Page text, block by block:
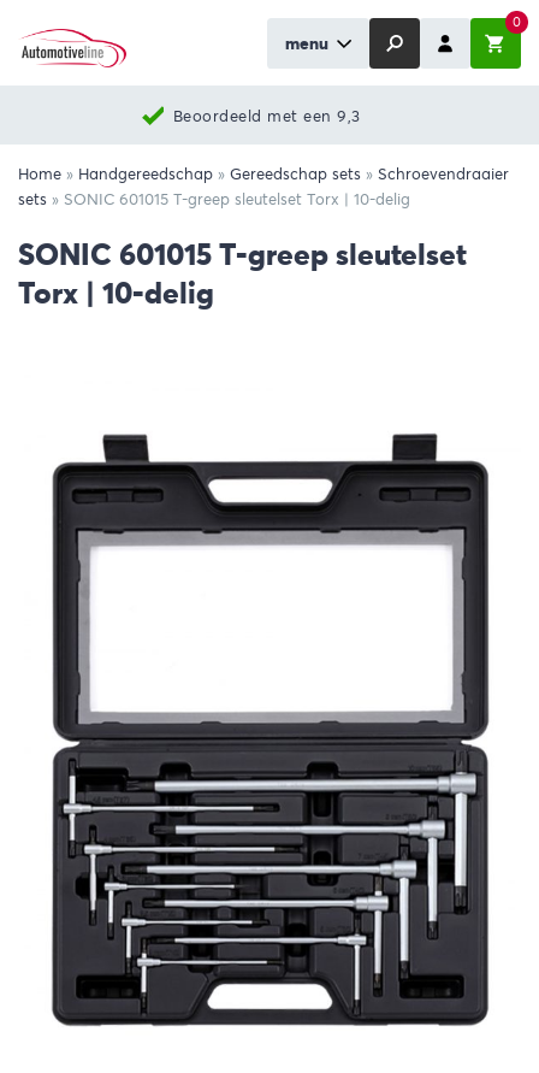
menu
0
Beoordeeld met een 9,3
Home » Handgereedschap » Gereedschap sets » Schroevendraaier
sets » SONIC 601015 T-greep sleutelset Torx | 10-delig
SONIC 601015 T-greep sleutelset
Torx | 10-delig